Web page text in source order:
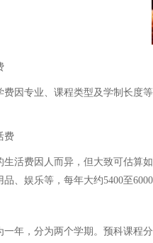
因专业、课程类型及学制长度
费
活费因人而异，但大致可估算
、娱乐等，每年大约5400至
年，分为两个学期。预科课程